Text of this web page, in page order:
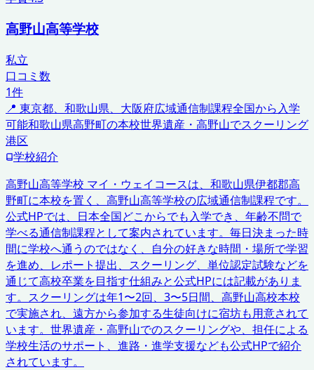
高野山高等学校
私立
口コミ数
1件
📍 東京都、和歌山県、大阪府広域通信制課程全国から入学
可能和歌山県高野町の本校世界遺産・高野山でスクーリング
港区
学校紹介
高野山高等学校 マイ・ウェイコースは、和歌山県伊都郡高
野町に本校を置く、高野山高等学校の広域通信制課程です。
公式HPでは、日本全国どこからでも入学でき、年齢不問で
学べる通信制課程として案内されています。毎日決まった時
間に学校へ通うのではなく、自分の好きな時間・場所で学習
を進め、レポート提出、スクーリング、単位認定試験などを
通じて高校卒業を目指す仕組みと公式HPには記載がありま
す。スクーリングは年1〜2回、3〜5日間、高野山高校本校
で実施され、遠方から参加する生徒向けに宿坊も用意されて
います。世界遺産・高野山でのスクーリングや、担任による
学校生活のサポート、進路・進学支援なども公式HPで紹介
されています。